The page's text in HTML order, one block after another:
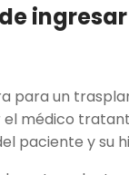
para un
médico
paciente y su